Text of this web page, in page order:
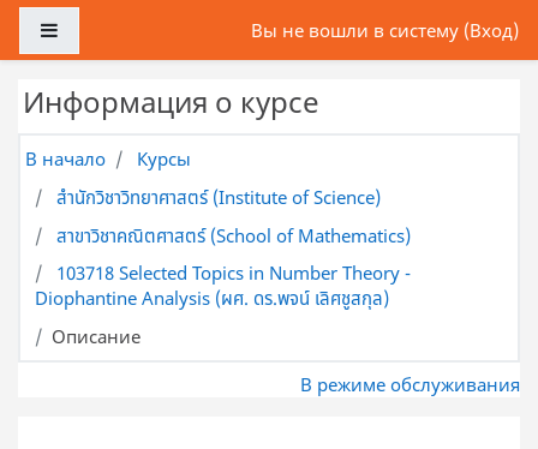
Перейти к основному содержанию
Вы не вошли в систему (Вход)
Информация о курсе
В начало
Курсы
สำนักวิชาวิทยาศาสตร์ (Institute of Science)
สาขาวิชาคณิตศาสตร์ (School of Mathematics)
103718 Selected Topics in Number Theory -
Diophantine Analysis (ผศ. ดร.พจน์ เลิศชูสกุล)
Описание
В режиме обслуживания